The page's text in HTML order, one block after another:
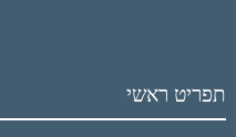
תפריט ראשי